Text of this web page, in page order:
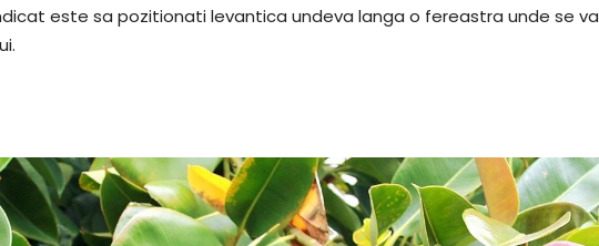
este sa pozitionati levantica undeva langa o fereastra unde se va